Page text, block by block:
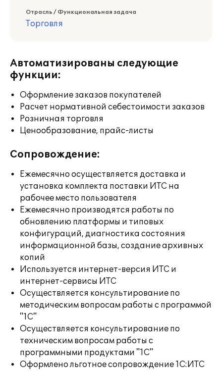
Отрасль / Функциональная задача
Торговля
Автоматизированы следующие
функции:
Оформление заказов покупателей
Расчет нормативной себестоимости заказов
Розничная торговля
Ценообразование, прайс-листы
Сопровождение:
Ежемесячно осуществляется доставка и
установка комплекта поставки ИТС на
рабочее место пользователя
Ежемесячно производятся работы по
обновлению платформы и типовых
конфигураций, диагностика состояния
информационной базы, создание архивных
копий
Используется интернет-версия ИТС и
интернет-сервисы ИТС
Осуществляется консультирование по
методическим вопросам работы с программой
"1С"
Осуществляется консультирование по
техническим вопросам работы с
программными продуктами "1С"
Оформлено льготное сопровождение 1С:ИТС